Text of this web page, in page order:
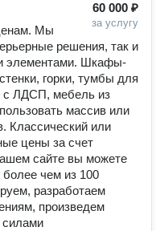
60 000 ₽
за услугу
Мы
решения, так и
элементами. Шкафы-
горки, тумбы для
с ЛДСП, мебель из
массив или
Классический или
цены за счет
сайте вы можете
чем из 100
разработаем
произведем
силами